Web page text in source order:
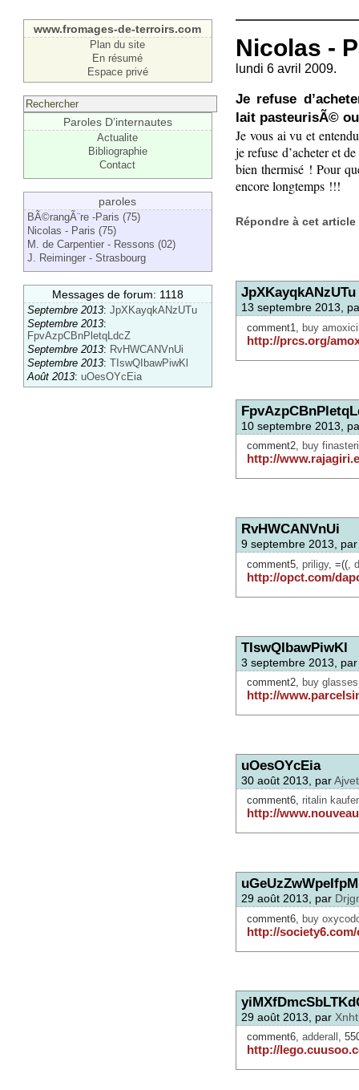
www.fromages-de-terroirs.com
Plan du site
En résumé
Espace privé
Paroles D’internautes
Actualite
Bibliographie
Contact
paroles
BÃ©rangÃ¨re -Paris (75)
Nicolas - Paris (75)
M. de Carpentier - Ressons (02)
J. Reiminger - Strasbourg
Messages de forum: 1118
Septembre 2013:JpXKayqkANzUTu
Septembre 2013:
FpvAzpCBnPletqLdcZ
Septembre 2013: RvHWCANVnUi
Septembre 2013:TIswQIbawPiwKl
Août 2013:uOesOYcEia
Nicolas -
lundi 6 avril 2009.
Je refuse
lait pasteurisÃ©
Je vous ai vu et
je refuse d’acheter et
bien thermisé ! Pour
encore longtemps !!!
Répondre à cet article
JpXKayqkANzUTu
13 septembre 2013,
comment1, buy
http://prcs.org/
10 septembre 2013,
comment2, buy
http://
RvHWCANVnUi
9 septembre 2013,
comment5, priligy, =((,
http://opct.com/
TIswQIbawPiwKl
3 septembre 2013,
comment2, buy glasses
http://
uOesOYcEia
30 août 2013, par
comment6, ritalin
http://
uGeUzZwWpeIfpM
29 août 2013, par
comment6, buy
http://
29 août 2013, par
comment6, adderall ,
http://